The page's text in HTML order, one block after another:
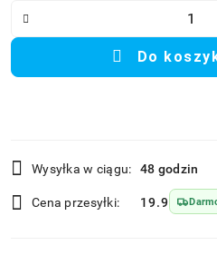
Do
i
dostawa
Wysyłka w ciągu: 48 godzin
Cena przesyłki: 19.9